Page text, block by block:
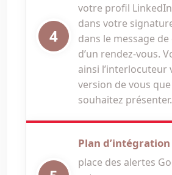
votre profil
dans votre
dans le message
d’un rendez-vous.
ainsi l’interlocuteur
version de vous
souhaitez présenter.
Plan d’intégration
place des alertes